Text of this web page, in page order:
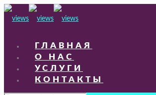
ГЛАВНАЯ
О НАС
УСЛУГИ
КОНТАКТЫ